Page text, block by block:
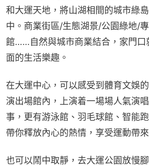
和大運天地，將山湖相間的城市綠
中。商業街區/生態湖景/公園綠地/
館……自然與城市商業結合，家門口
面的生活樂趣。
在大運中心，可以感受到體育文娛
演出場館內，上演着一場場人氣演
事，更有游泳館、羽毛球館、智能
帶你釋放內心的熱情，享受運動帶
也可以鬧中取靜，去大運公園放慢